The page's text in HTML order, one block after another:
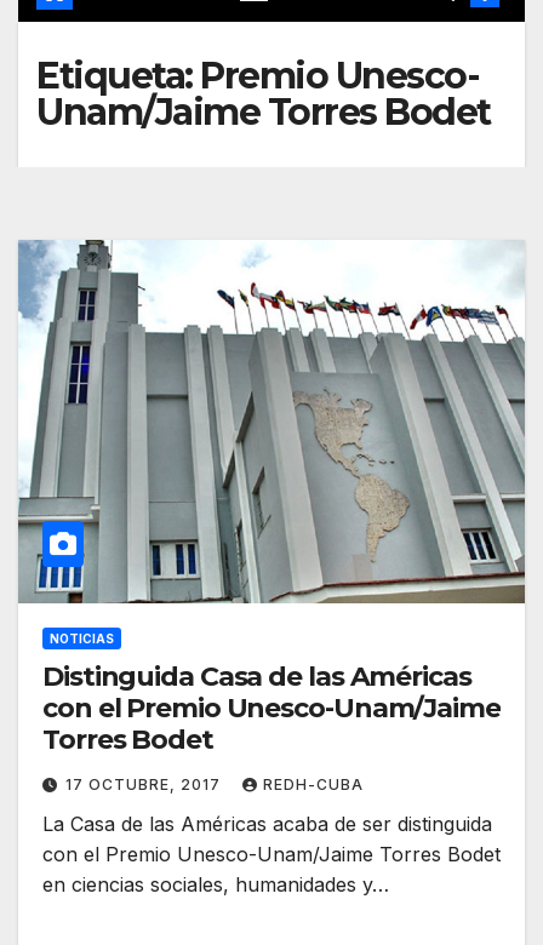
Etiqueta: Premio Unesco-
Unam/Jaime Torres Bodet
NOTICIAS
Distinguida Casa de las Américas
con el Premio Unesco-Unam/Jaime
Torres Bodet
17 OCTUBRE, 2017 REDH-CUBA
La Casa de las Américas acaba de ser distinguida
con el Premio Unesco-Unam/Jaime Torres Bodet
en ciencias sociales, humanidades y…